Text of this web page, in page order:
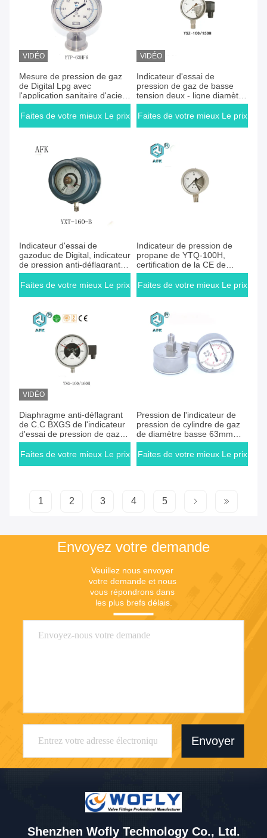
VIDÉO
Mesure de pression de gaz
de Digital Lpg avec
l'application sanitaire d'acier
inoxydable de diaphragme
Faites de votre mieux Le prix
VIDÉO
Indicateur d'essai de
pression de gaz de basse
tension deux - ligne diamètre
100/150mm
Faites de votre mieux Le prix
Indicateur d'essai de
gazoduc de Digital, indicateur
de pression anti-déflagrant
de vide de contact électrique
Faites de votre mieux Le prix
Indicateur de pression de
propane de YTQ-100H,
certification de la CE de
mesure de manomètre de
pression de gaz
Faites de votre mieux Le prix
VIDÉO
Diaphragme anti-déflagrant
de C.C BXGS de l'indicateur
d'essai de pression de gaz
8V scellé
Faites de votre mieux Le prix
Pression de l'indicateur de
pression de cylindre de gaz
de diamètre basse 63mm
tout l'acier inoxydable
Faites de votre mieux Le prix
1 2 3 4 5
Envoyez votre demande
Veuillez nous envoyer
votre demande et nous
vous répondrons dans
les plus brefs délais.
Envoyer
Shenzhen Wofly Technology Co., Ltd.